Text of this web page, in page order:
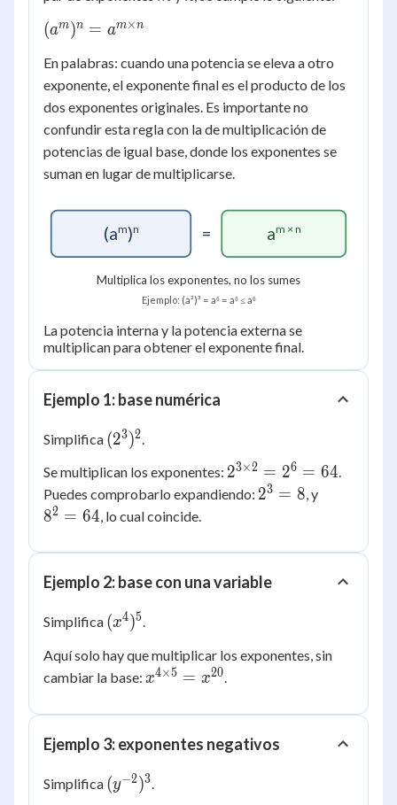
(a^m)^n
\times
n}
(am )n = am×n
En palabras: cuando una potencia se eleva a otro
exponente, el exponente final es el producto de los
dos exponentes originales. Es importante no
confundir esta regla con la de multiplicación de
potencias de igual base, donde los exponentes se
suman en lugar de multiplicarse.
(am)n = am × n
Multiplica los exponentes, no los sumes
Ejemplo: (a²)³ = a⁶ = a⁶ ≤ a⁶
La potencia interna y la potencia externa se
multiplican para obtener el exponente final.
Ejemplo 1: base numérica
Simplifica (2^3)^2
(23)2.
Se multiplican los exponentes: 2^{3
\times
64
23×2 = 26 = 64.
Puedes comprobarlo expandiendo: 2^3
23 = 8, y8^2
82 = 64, lo cual coincide.
Ejemplo 2: base con una variable
Simplifica (x^4)^5
(x4)5.
Aquí solo hay que multiplicar los exponentes, sin
cambiar la base: x^{4
5} =
x^{20}
x4×5 = x20.
Ejemplo 3: exponentes negativos
Simplifica (y^{-2})^3
(y−2 )3.